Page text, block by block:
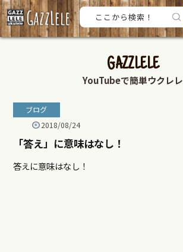
GAZZLELE
YouTubeで簡単ウクレレ
ブログ
2018/08/24
「答え」に意味はなし！
答えに意味はなし！